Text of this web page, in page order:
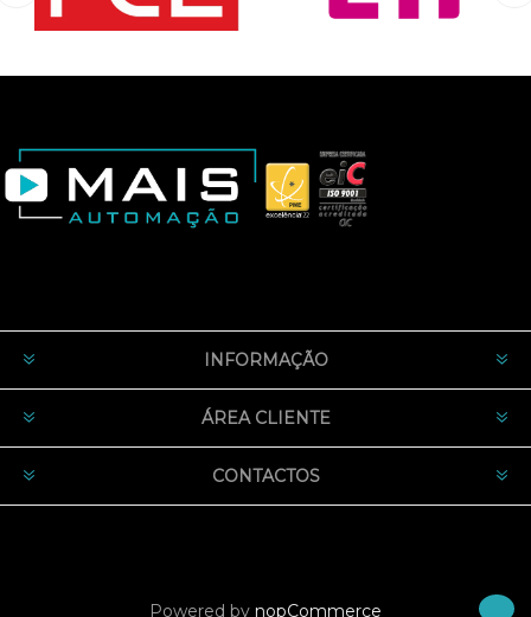
INFORMAÇÃO
ÁREA CLIENTE
CONTACTOS
Powered by nopCommerce